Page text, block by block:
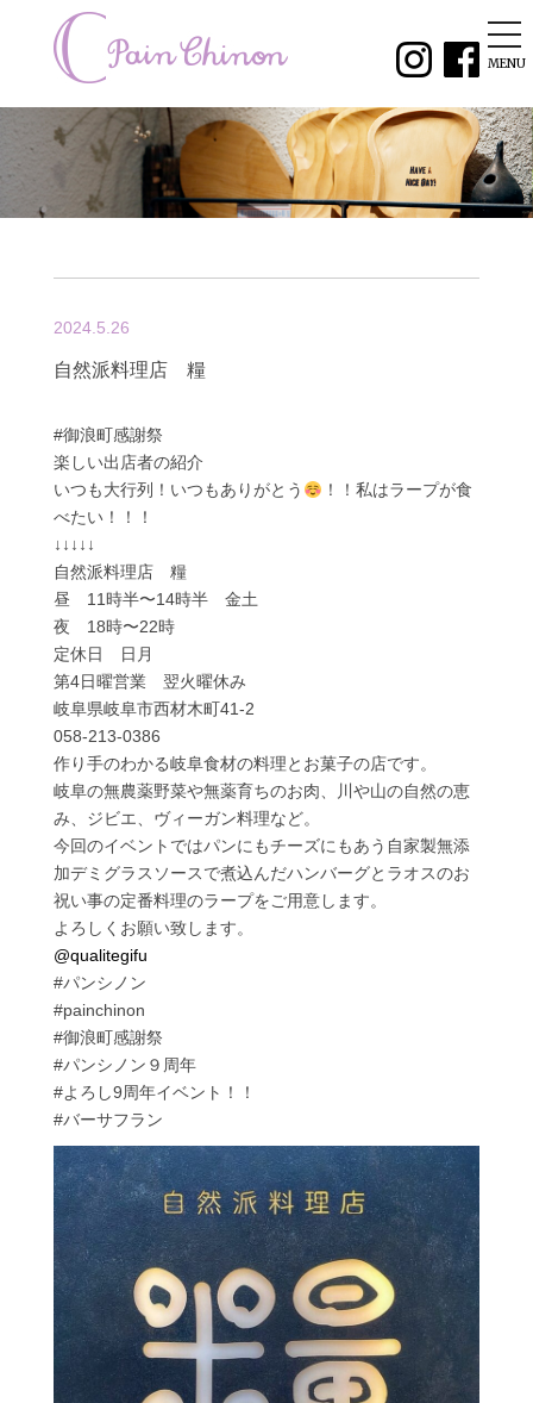
MENU
2024.5.26
自然派料理店 糧
#御浪町感謝祭
楽しい出店者の紹介
いつも大行列！いつもありがとう
！！私はラープが食
べたい！！！
↓↓↓↓↓
自然派料理店 糧
昼 11時半〜14時半 金土
夜 18時〜22時
定休日 日月
第4日曜営業 翌火曜休み
岐阜県岐阜市西材木町41-2
058-213-0386
作り手のわかる岐阜食材の料理とお菓子の店です。
岐阜の無農薬野菜や無薬育ちのお肉、川や山の自然の恵
み、ジビエ、ヴィーガン料理など。
今回のイベントではパンにもチーズにもあう自家製無添
加デミグラスソースで煮込んだハンバーグとラオスのお
祝い事の定番料理のラープをご用意します。
よろしくお願い致します。
@qualitegifu
#パンシノン
#painchinon
#御浪町感謝祭
#パンシノン９周年
#よろし9周年イベント！！
#バーサフラン